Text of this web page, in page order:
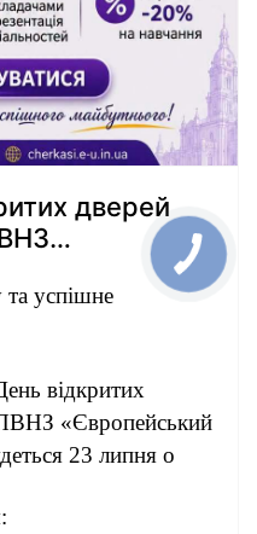
дверей
та успішне
відкритих
ПВНЗ «Європейський
23 липня о